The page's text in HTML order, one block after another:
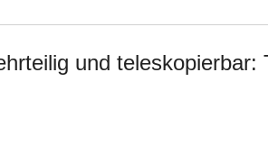
und teleskopierbar: